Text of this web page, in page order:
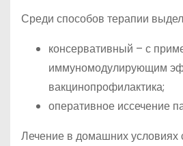
Среди способов терапии
консервативный – с
иммуномодулирующим
вакцинопрофилактика;
оперативное иссечение
Лечение в домашних условиях